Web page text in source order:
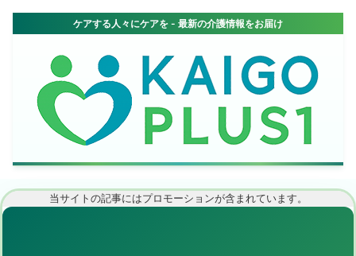
当サイトの記事にはプロモーションが含まれています。